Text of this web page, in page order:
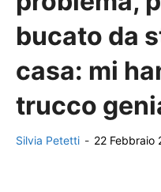
bucato da
casa: mi
trucco
Silvia Petetti - 22 Febbraio